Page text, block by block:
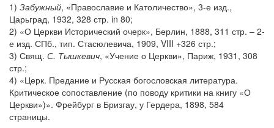
1) Забужный, «Православие и Католичество», 3-е изд.,
Царьград, 1932, 328 стр. in 80;
2) «О Церкви Исторический очерк», Берлин, 1888, 311 стр. – 2-
е изд. СПб., тип. Стасюлевича, 1909, VIII +326 стр.;
3) Свящ. С. Тышкевич, «Учение о Церкви», Париж, 1931, 308
стр.;
4) «Церк. Предание и Русская богословская литература.
Критическое сопоставление (по поводу критики на книгу «О
Церкви»)». Фрейбург в Бризгау, у Гердера, 1898, 584
страницы.